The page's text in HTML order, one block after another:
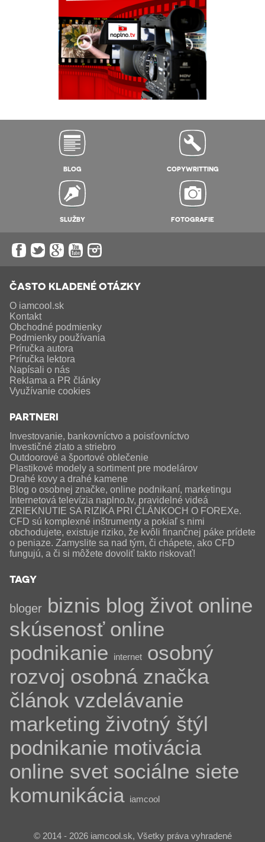
BLOG COPYWRITTING
SLUŽBY FOTOGRAFIE
ČASTO KLADENÉ OTÁZKY
O iamcool.sk
Kontakt
Obchodné podmienky
Podmienky používania
Príručka autora
Príručka lektora
Napísali o nás
Reklama a PR články
Využívanie cookies
PARTNERI
Investovanie, bankovníctvo a poisťovníctvo
Investičné zlato a striebro
Outdoorové a športové oblečenie
Plastikové modely a sortiment pre modelárov
Drahé kovy a drahé kamene
Blog o osobnej značke, online podnikaní, marketingu
Internetová televízia naplno.tv, pravidelné videá
ZRIEKNUTIE SA RIZIKA PRI ČLÁNKOCH O FOREXe.
CFD sú komplexné inštrumenty a pokiaľ s nimi
obchodujete, existuje riziko, že kvôli finančnej páke prídete
o peniaze. Zamyslite sa nad tým, či chápete, ako CFD
fungujú, a či si môžete dovoliť takto riskovať!
TAGY
bloger biznis blog život online
skúsenosť online
podnikanie
internet
osobný
rozvoj osobná značka
článok vzdelávanie
marketing životný štýl
podnikanie motivácia
online svet sociálne siete
komunikácia
iamcool
© 2014 - 2026 iamcool.sk, Všetky práva vyhradené